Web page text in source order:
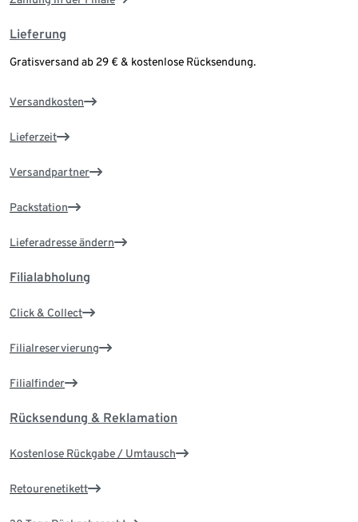
Lieferung
Gratisversand ab 29 € & kostenlose Rücksendung.
Versandkosten
Lieferzeit
Versandpartner
Packstation
Lieferadresse ändern
Filialabholung
Click & Collect
Filialreservierung
Filialfinder
Rücksendung & Reklamation
Kostenlose Rückgabe / Umtausch
Retourenetikett